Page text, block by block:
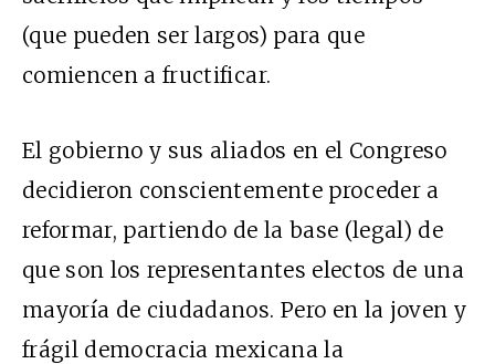
(que pueden ser largos) para que
comiencen a fructificar.
El gobierno y sus aliados en el Congreso
decidieron conscientemente proceder a
reformar, partiendo de la base (legal) de
que son los representantes electos de una
mayoría de ciudadanos. Pero en la joven y
frágil democracia mexicana la